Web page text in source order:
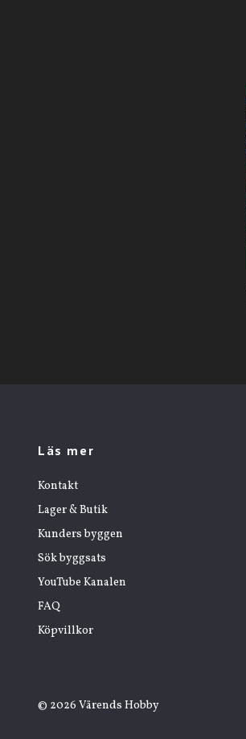
Läs mer
Kontakt
Lager & Butik
Kunders byggen
Sök byggsats
YouTube Kanalen
FAQ
Köpvillkor
© 2026 Värends Hobby